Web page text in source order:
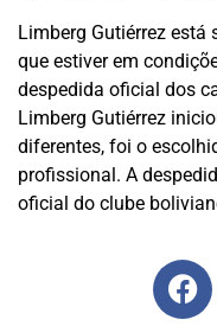
Limberg Gutiérrez está
que estiver em
despedida oficial dos
Limberg Gutiérrez
diferentes, foi o
profissional. A
oficial do clube